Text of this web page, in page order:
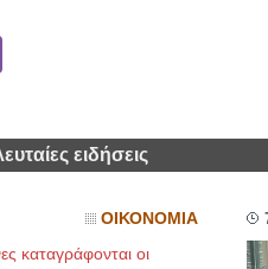
ειδήσεις
ΟΙΚΟΝΟΜΙΑ
καταγράφονται οι